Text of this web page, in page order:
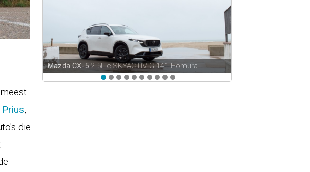
,
die
Mazda CX-5 2.5L e-SKYACTIV G 141 Homura